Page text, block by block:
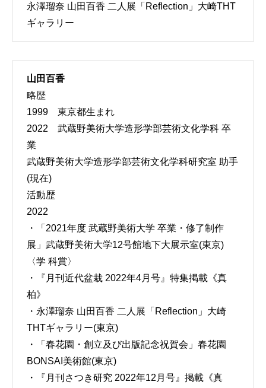
永澤瑠奈 山田百香 二人展「Reflection」大崎THT
ギャラリー
山田百香
略歴
1999 東京都生まれ
2022 武蔵野美術大学造形学部芸術文化学科 卒
業
武蔵野美術大学造形学部芸術文化学科研究室 助手
(現在)
活動歴
2022
・「2021年度 武蔵野美術大学 卒業・修了制作
展」武蔵野美術大学12号館地下大展示室(東京)
〈学 科賞〉
・『月刊近代盆栽 2022年4月号』特集掲載《真
柏》
・永澤瑠奈 山田百香 二人展「Reflection」大崎
THTギャラリー(東京)
・「春花園・創立及び出版記念祝賀会」春花園
BONSAI美術館(東京)
・『月刊さつき研究 2022年12月号』掲載《真